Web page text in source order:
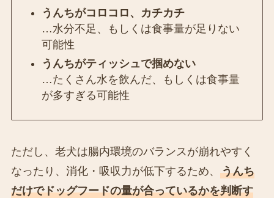
うんちがコロコロ、カチカチ
…水分不足、もしくは食事量が足りない
可能性
うんちがティッシュで掴めない
…たくさん水を飲んだ、もしくは食事量
が多すぎる可能性
ただし、老犬は腸内環境のバランスが崩れやすく
なったり、消化・吸収力が低下するため、 うんち
だけでドッグフードの量が合っているかを判断す